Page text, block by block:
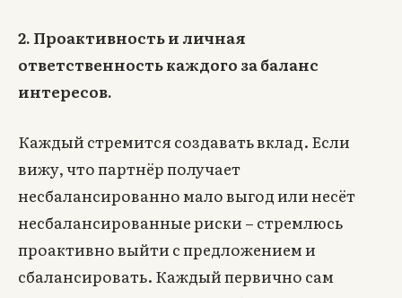
2. Проактивность и личная
ответственность каждого за баланс
интересов.
Каждый стремится создавать вклад. Если
вижу, что партнёр получает
несбалансированно мало выгод или несёт
несбалансированные риски – стремлюсь
проактивно выйти с предложением и
сбалансировать. Каждый первично сам